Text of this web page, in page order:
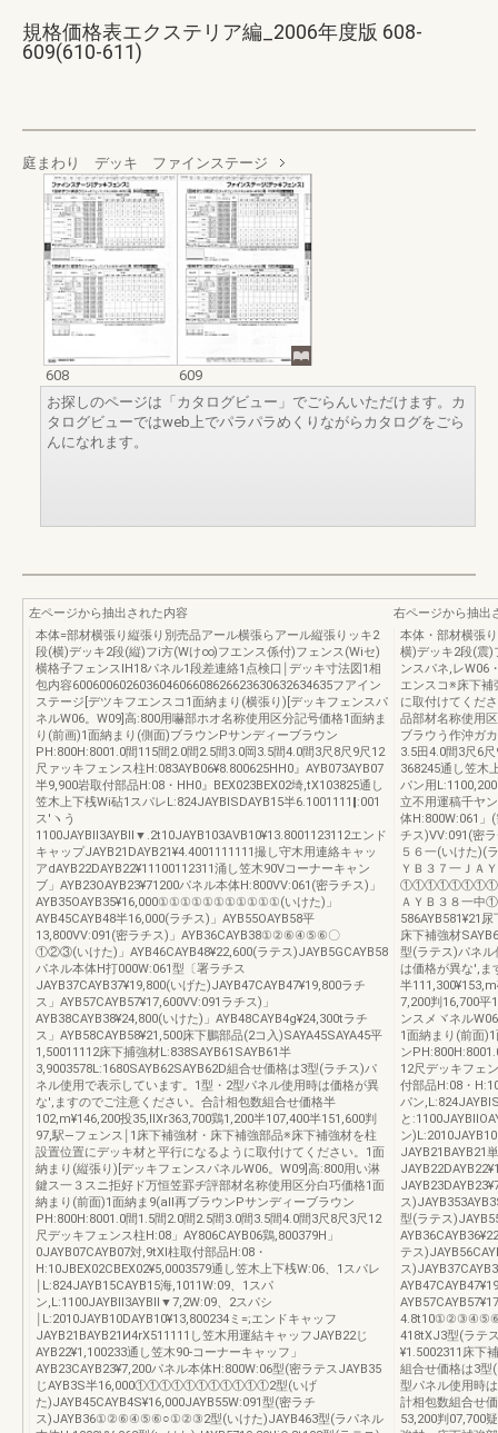
規格価格表エクステリア編_2006年度版 608-
609(610-611)
庭まわり デッキ ファインステージ
608
609
お探しのページは「カタログビュー」でごらんいただけます。カ
タログビューではweb上でパラパラめくりながらカタログをごら
んになれます。
左ページから抽出された内容
本体=部材横張り縦張り別売品アール横張らアール縦張りッキ2
段(横)デッキ2段(縦)フi方(Wけ∞)フエンス係付)フェンス(Wiセ)
横格子フェンスIH18パネル1段差連絡1点検口￨デッキ寸法図1相
包内容600600602603604606608626623630632634635フアイン
ステージ[デツキフエンスコ1面納まり(横張り)[デッキフェンスパ
ネルW06。W09]高:800用嚇部ホオ名称使用区分記号価格1面納ま
り(前画)1面納まり(側面)ブラウンPサンディーブラウン
PH:800H:8001.0間115間2.0間2.5間3.0岡3.5間4.0間3尺8尺9尺12
尺ァッキフェンス柱H:083AYB06¥8.800625HH0』AYB073AYB07
半9,900岩取付部品H:08・HH0』BEX023BEX02埼,tX103825通し
笠木上下桟Wi砧1スパレL:824JAYBlSDAYB15半6.1001111‖:001
ス′ヽう
1100JAYBll3AYBll▼.2t10JAYB103AVB10¥13.8001123112エンド
キャップJAYB21DAYB21¥4.4001111111撮し守木用連絡キャッ
アdAYB22DAYB22¥11100112311涌し笠木90Vコーナーキャン
ブ」AYB23OAYB23¥71200パネル本体H:800VV:061(密ラチス)」
AYB35OAYB35¥16,000①①①①①①①①①①①(いけた)」
AYB45CAYB48半16,000(ラチス)」AYB55OAYB58平
13,800VV:091(密ラチス)」AYB36CAYB38①②⑥④⑤⑥〇
①②③(いけた)」AYB46CAYB48¥22,600(ラテス)JAYB5GCAYB58
パネル本体H打000W:061型〔署ラチス
JAYB37CAYB37¥19,800(いげた)JAYB47CAYB47¥19,800ラチ
ス」AYB57CAYB57¥17,600VV:091ラチス)」
AYB38CAYB38¥24,800(いけた)」AYB48CAYB4g¥24,300tラチ
ス」AYB58CAYB58¥21,500床下鵬部品(2コ入)SAYA45SAYA45平
1,50011112床下捕強材L:838SAYB61SAYB61半
3,9003578L:1680SAYB62SAYB62D組合せ価格は3型(ラチス)パ
ネル使用で表示しています。1型・2型パネル使用時は価格が異
な',ますのでご注意ください。合計相包数組合せ価格半
102,m¥146,200投35,llXr363,700鶏1,200半107,400半151,600判
97,駅―フェンス￨1床下補強材・床下補強部品※床下補強材を柱
設置位置にデッキ材と平行になるように取付けてください。1面
納まり(縦張り)[デッキフェンスパネルW06。W09]高:800用い淋
鍵ス一３スニ拒好ド万恒笠罫ヂ評部材名称使用区分白巧価格1面
納まり(前面)1面納ま9(all再ブラウンPサンディーブラウン
PH:800H:8001.0間1.5間2.0間2.5間3.0間3.5間4.0間3尺8尺3尺12
尺デッキフェンス柱H:08」AY806CAYB06鶏,800379H」
0JAYB07CAYB07対,9tXl柱取付部品H:08・
H:10JBEX02CBEX02¥5,0003579通し笠木上下桟W:06、1スパレ
￨L:824JAYB15CAYB15海,1011W:09、1スパ
ン,L:1100JAYBll3AYBll▼7,2W:09、2スパシ
￨L:2010JAYB10DAYB10¥13,800234ミ=;エンドキャッフ
JAYB21BAYB21И4rX511111し笠木用運結キャッフJAYB22じ
AYB22¥1,100233通し笠木90‐コーナーキャッフ」
AYB23CAYB23¥7,200パネル本体H:800W:06型(密ラテスJAYB35
じAYB3S半16,000①①①①①①①①①①①2型(いげ
た)JAYB45CAYB4S¥16,000JAYB55W:091型(密ラチ
ス)JAYB36①②⑥④⑤⑥○①②③2型(いけた)JAYB463型(ラパネル
右ページから抽出
本体・部材横張
横)デッキ2段(震)
ンスパネ,レW06
エンスコ※床下補
に取付けてくだ
品部材名称使用
ブラウう作沖ガ
3.5田4.0間3尺6
368245通し笠木
パン用
立不用運稿千ヤ
体H:800W:061」
チス)VV:091(密
５６一(いけた)(
ＹＢ３７一ＪＡ
①①①①①①①①①①①
ＡＹＢ３８一
586AYB581¥21
床下補強材
型(ラテス)パネ
は価格が異な',ま
半
7,200判16,700平
ンスメヾネル
1面納まり(前面
ン
12尺デッキフェ
付部品H:08・
パン
と
ン
JAYB21BAYB21
ス
型(ラテス
テス
ス
418tXJ3型(ラテ
¥1.5002311床下
組合せ価格は3型
型パネル使用時
計相包数組合せ
53,200判07,700